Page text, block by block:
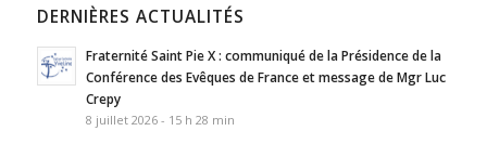
DERNIÈRES ACTUALITÉS
Fraternité Saint Pie X : communiqué de la Présidence de la
Conférence des Evêques de France et message de Mgr Luc
Crepy
8 juillet 2026 - 15 h 28 min